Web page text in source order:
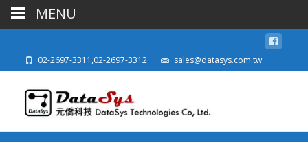
02-2697-3311,02-2697-3312 sales@datasys.com.tw
MENU